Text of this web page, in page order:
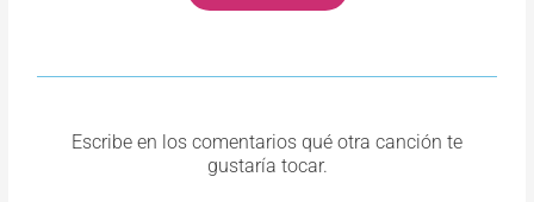
Escribe en los comentarios qué otra canción te
gustaría tocar.